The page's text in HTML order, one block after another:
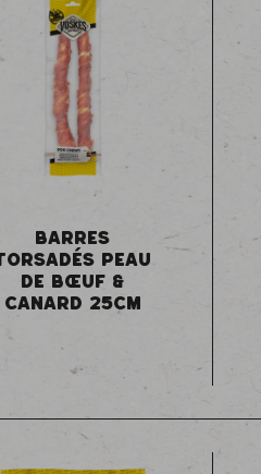
BARRES
PEAU
DE BŒUF &
CANARD 25CM